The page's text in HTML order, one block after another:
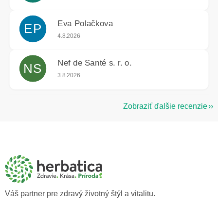
EP Eva Polačkova
Hodnotenie obchodu je 5 z 5 hviezdičiek.
4.8.2026
NS Nef de Santé s. r. o.
Hodnotenie obchodu je 5 z 5 hviezdičiek.
3.8.2026
Zobraziť ďalšie recenzie
Váš partner pre zdravý životný štýl a vitalitu.